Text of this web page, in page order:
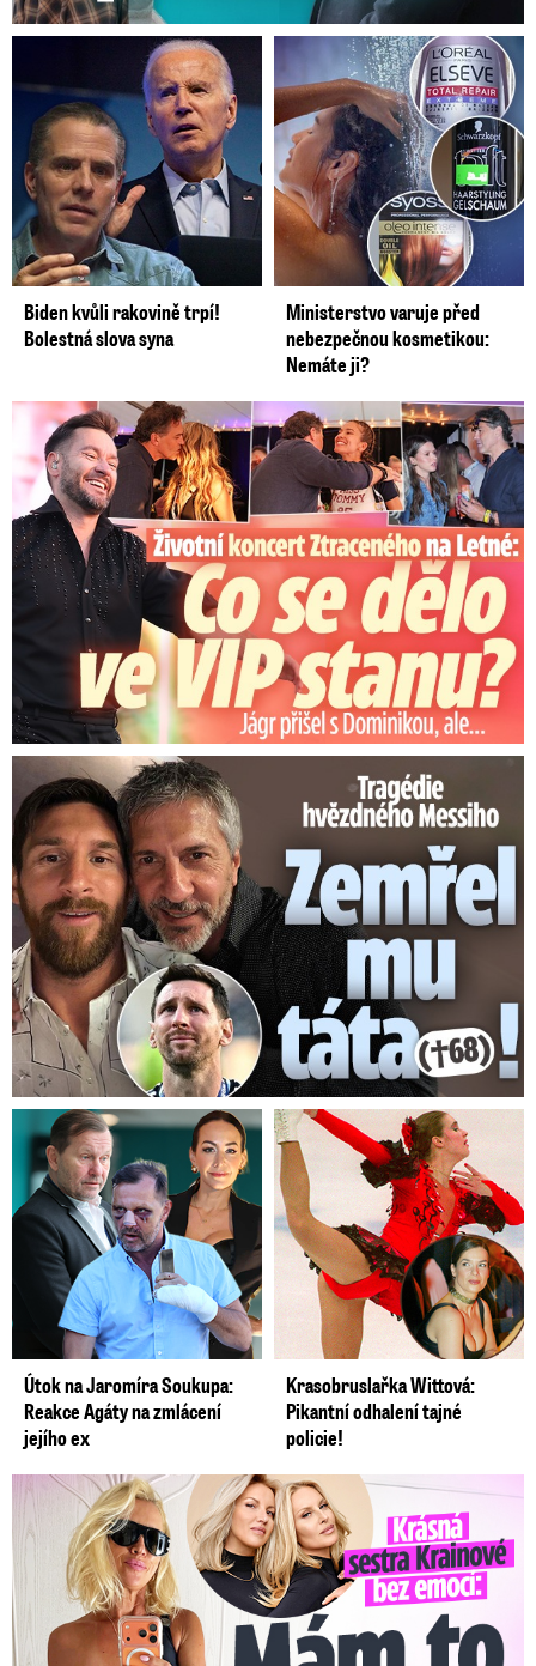
Biden kvůli rakovině trpí!
Bolestná slova syna
Ministerstvo varuje před
nebezpečnou kosmetikou:
Nemáte ji?
Koncert Ztraceného na Letné: Jágr přišel s Dominikou, ale...
Tragédie hvězdného Messiho: Zemřel mu táta (†68)!
Útok na Jaromíra Soukupa:
Reakce Agáty na zmlácení
jejího ex
Krasobruslařka Wittová:
Pikantní odhalení tajné
policie!
Krásná sestra Krainové bez emocí: Mám to za pár…